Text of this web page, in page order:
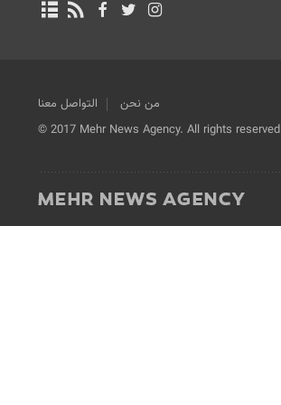
من نحن
التواصل معنا
© 2017 Mehr News Agency. All rights reserved